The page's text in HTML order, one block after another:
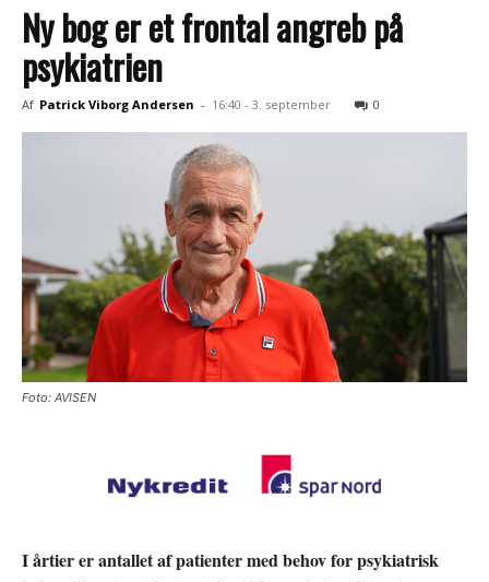
Ny bog er et frontal angreb på
psykiatrien
Af Patrick Viborg Andersen - 16:40 - 3. september 0
Foto: AVISEN
I årtier er antallet af patienter med behov for psykiatrisk